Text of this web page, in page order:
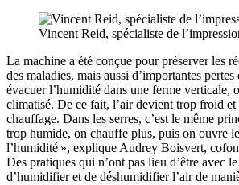
Vincent Reid, spécialiste de
La machine a été conçue pour préserver les
des maladies, mais aussi d’importantes pertes
évacuer l’humidité dans une ferme verticale,
climatisé. De ce fait, l’air devient trop froid
chauffage. Dans les serres, c’est le même
trop humide, on chauffe plus, puis on ouvre
l’humidité », explique Audrey Boisvert,
Des pratiques qui n’ont pas lieu d’être avec
d’humidifier et de déshumidifier l’air de